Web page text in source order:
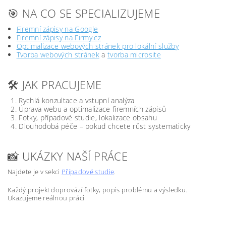
🎯 NA CO SE SPECIALIZUJEME
Firemní zápisy na Google
Firemní zápisy na Firmy.cz
Optimalizace webových stránek pro lokální služby
Tvorba webových stráneka tvorba microsite
🛠️ JAK PRACUJEME
Rychlá konzultace a vstupní analýza
Úprava webu a optimalizace firemních zápisů
Fotky, případové studie, lokalizace obsahu
Dlouhodobá péče – pokud chcete růst systematicky
📸 UKÁZKY NAŠÍ PRÁCE
Najdete je v sekci Případové studie.
Každý projekt doprovází fotky, popis problému a výsledku.
Ukazujeme reálnou práci.